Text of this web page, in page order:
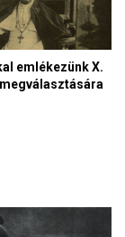
emlékezünk X.